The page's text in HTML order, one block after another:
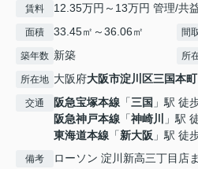
賃料 12.35万円～13万円 管理/共
面積 33.45㎡～36.06㎡ 間
築年数 新築 所
所在地 大阪府大阪市淀川区三国本町
交通 阪急宝塚本線 「三国 」駅 徒
阪急神戸本線 「神崎川
」駅
東海道本線 「新大阪 」駅 徒
備考
ローソン 淀川新高三丁目店